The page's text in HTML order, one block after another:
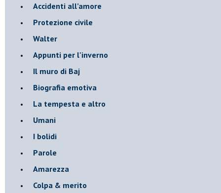
Accidenti all’amore
Protezione civile
Walter
Appunti per l'inverno
Il muro di Baj
Biografia emotiva
La tempesta e altro
Umani
I bolidi
Parole
Amarezza
Colpa & merito